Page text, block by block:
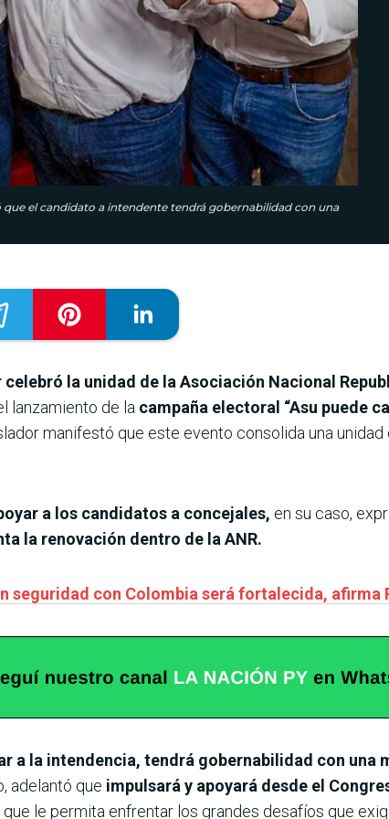
el candidato a intendente tendrá gobernabilidad con una
la unidad de la Asociación Nacional
lanzamiento de la campaña electoral “Asu puede
manifestó que este evento consolida una
a los candidatos a concejales, en su caso,
la renovación dentro de la ANR.
seguridad con Colombia será fortalecida, afirma
a la intendencia, tendrá gobernabilidad con una
adelantó que impulsará y apoyará desde el
que le permita enfrentar los grandes desafíos que